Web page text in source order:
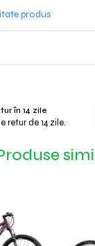
produs
în 14 zile
retur de 14 zile.